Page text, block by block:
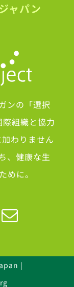
ャパン
ンの「選択
組織と協力
わりません
、健康な生
めに。
|